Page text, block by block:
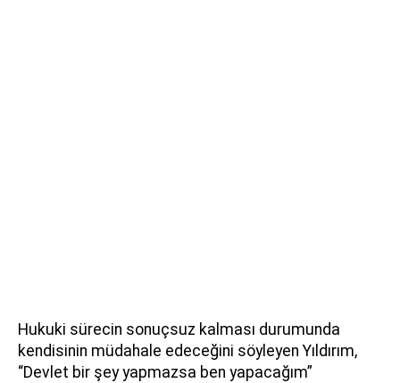
Hukuki sürecin sonuçsuz kalması durumunda
kendisinin müdahale edeceğini söyleyen Yıldırım,
“Devlet bir şey yapmazsa ben yapacağım”